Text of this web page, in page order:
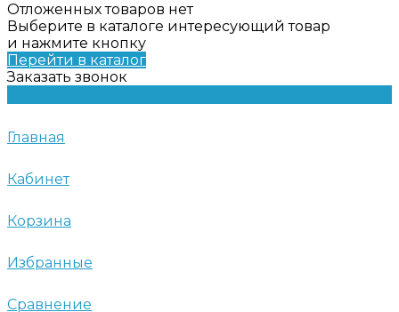
Отложенных товаров нет
Выберите в каталоге интересующий товар
и нажмите кнопку
Перейти в каталог
Заказать звонок
Главная
Кабинет
Корзина
Избранные
Сравнение